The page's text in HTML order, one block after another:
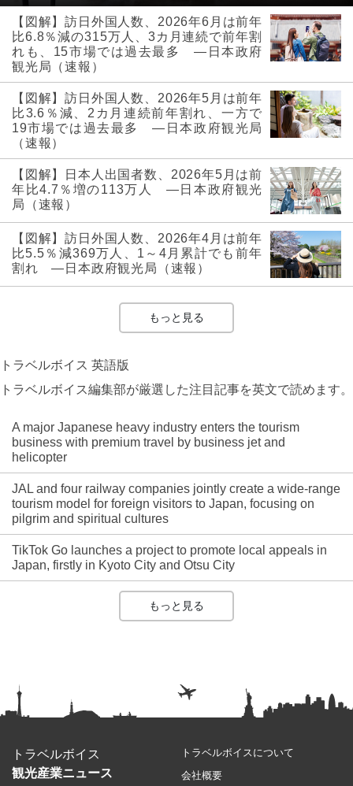
【図解】訪日外国人数、2026年6月は前年
比6.8％減の315万人、3カ月連続で前年割
れも、15市場では過去最多 ―日本政府
観光局（速報）
【図解】訪日外国人数、2026年5月は前年
比3.6％減、2カ月連続前年割れ、一方で
19市場では過去最多 ―日本政府観光局
（速報）
【図解】日本人出国者数、2026年5月は前
年比4.7％増の113万人 ―日本政府観光
局（速報）
【図解】訪日外国人数、2026年4月は前年
比5.5％減369万人、1～4月累計でも前年
割れ ―日本政府観光局（速報）
もっと見る
トラベルボイス 英語版
トラベルボイス編集部が厳選した注目記事を英文で読めます。
A major Japanese heavy industry enters the tourism
business with premium travel by business jet and
helicopter
JAL and four railway companies jointly create a wide-range
tourism model for foreign visitors to Japan, focusing on
pilgrim and spiritual cultures
TikTok Go launches a project to promote local appeals in
Japan, firstly in Kyoto City and Otsu City
もっと見る
トラベルボイス
観光産業ニュース
トラベルボイスについて
会社概要